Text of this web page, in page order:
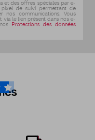
et des offres spéciales par e-
de suivi permettant de
nos communications. Vous
le lien présent dans nos e-
Protections des données